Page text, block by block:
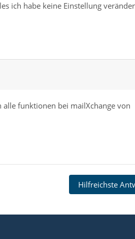
ich habe keine Einstellung
funktionen bei mailXchange von
Hilfreichste